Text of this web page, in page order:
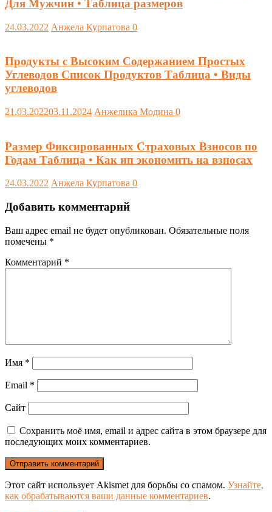
Для Мужчин • Таблица размеров
24.03.2022 Анжела Курпатова 0
Продукты с Высоким Содержанием Простых
Углеводов Список Продуктов Таблица • Виды
углеводов
21.03.202203.11.2024 Анжелика Модина 0
Размер Фиксированных Страховых Взносов по
Годам Таблица • Как ип экономить на взносах
24.03.2022 Анжела Курпатова 0
Добавить комментарий
Ваш адрес email не будет опубликован. Обязательные поля
помечены *
Комментарий *
Имя *
Email *
Сайт
Сохранить моё имя, email и адрес сайта в этом браузере для
последующих моих комментариев.
Этот сайт использует Akismet для борьбы со спамом. Узнайте,
как обрабатываются ваши данные комментариев.